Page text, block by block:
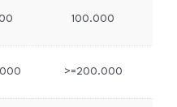
100.000
>=200.000